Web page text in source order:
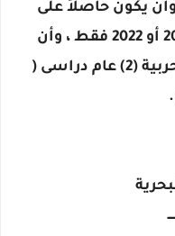
فى 1 / 11 / 2023 م ، وأن يكون حاصلاً على
المؤهل الجامعى فى عام 2023 أو 2022 فقط ، وأن
تكون مدة الدراسة بالكلية الحربية (2) عام دراسى (